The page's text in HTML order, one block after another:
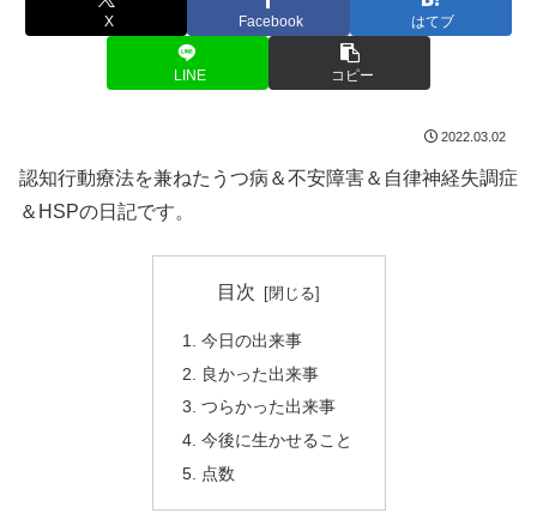
X Facebook はてブ
LINE コピー
2022.03.02
認知行動療法を兼ねたうつ病＆不安障害＆自律神経失調症
＆HSPの日記です。
目次
今日の出来事
良かった出来事
つらかった出来事
今後に生かせること
点数